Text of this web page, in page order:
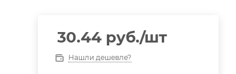
30.44руб./шт
Нашли дешевле?